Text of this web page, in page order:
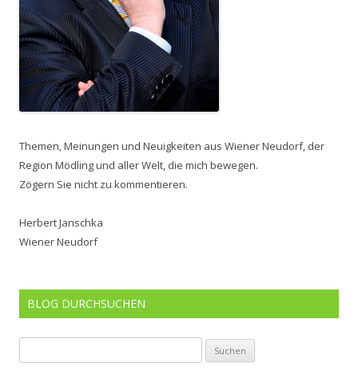
Themen, Meinungen und Neuigkeiten aus Wiener Neudorf, der
Region Mödling und aller Welt, die mich bewegen.
Zögern Sie nicht zu kommentieren.
Herbert Janschka
Wiener Neudorf
BLOG DURCHSUCHEN
nach: